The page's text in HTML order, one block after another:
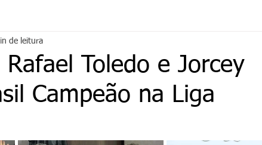
Palmieri
Toledo e Jorcey
Campeão na Liga
de leitura